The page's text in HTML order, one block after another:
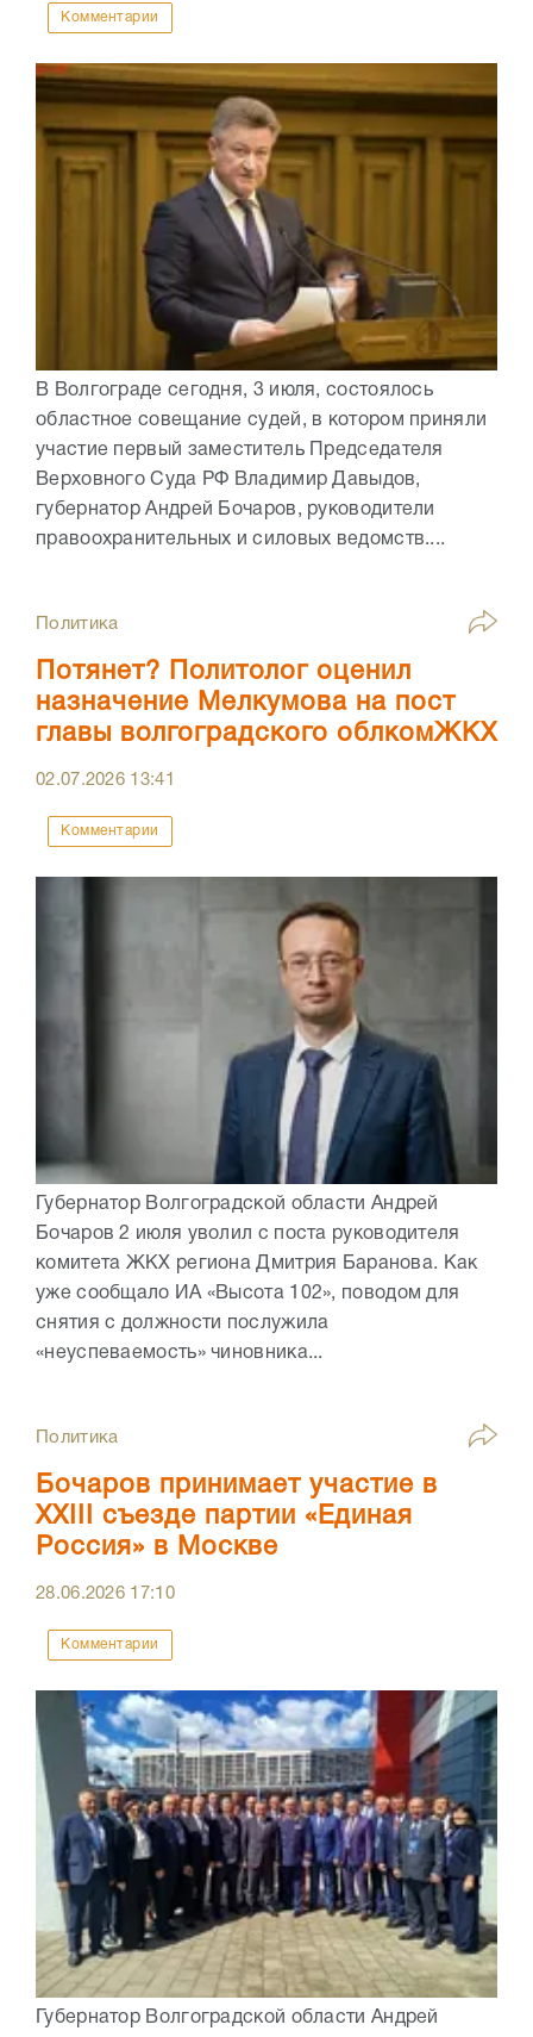
Комментарии
В Волгограде сегодня, 3 июля, состоялось
областное совещание судей, в котором приняли
участие первый заместитель Председателя
Верховного Суда РФ Владимир Давыдов,
губернатор Андрей Бочаров, руководители
правоохранительных и силовых ведомств....
Политика
Потянет? Политолог оценил
назначение Мелкумова на пост
главы волгоградского облкомЖКХ
02.07.2026 13:41
Комментарии
Губернатор Волгоградской области Андрей
Бочаров 2 июля уволил с поста руководителя
комитета ЖКХ региона Дмитрия Баранова. Как
уже сообщало ИА «Высота 102», поводом для
снятия с должности послужила
«неуспеваемость» чиновника...
Политика
Бочаров принимает участие в
XXIII съезде партии «Единая
Россия» в Москве
28.06.2026 17:10
Комментарии
Губернатор Волгоградской области Андрей